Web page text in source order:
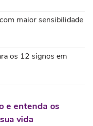
maior sensibilidade
os 12 signos em
e entenda os
vida